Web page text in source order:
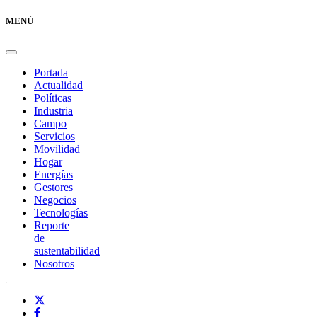
MENÚ
Portada
Actualidad
Políticas
Industria
Campo
Servicios
Movilidad
Hogar
Energías
Gestores
Negocios
Tecnologías
Reporte
de
sustentabilidad
Nosotros